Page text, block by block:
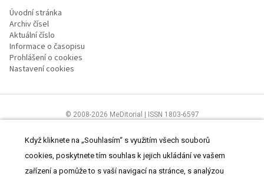
Úvodní stránka
Archiv čísel
Aktuální číslo
Informace o časopisu
Prohlášení o cookies
Nastavení cookies
© 2008-2026 MeDitorial | ISSN 1803-6597
zdravotnictví.Čtěte prohlášeníaZásady zpracování osobních údajů
Když kliknete na „Souhlasím“ s využitím všech souborů
cookies, poskytnete tím souhlas k jejich ukládání ve vašem
zařízení a pomůže to s vaší navigací na stránce, s analýzou